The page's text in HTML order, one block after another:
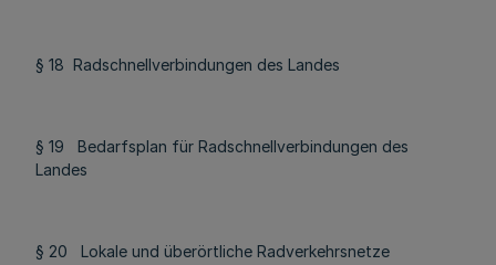
§ 18 Radschnellverbindungen des Landes
§ 19 Bedarfsplan für Radschnellverbindungen des
Landes
§ 20 Lokale und überörtliche Radverkehrsnetze